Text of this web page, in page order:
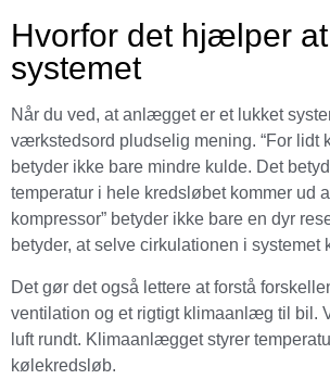
Hvorfor det hjælper
systemet
Når du ved, at anlægget er et lukket
værkstedsord pludselig mening. “For lidt
betyder ikke bare mindre kulde. Det
temperatur i hele kredsløbet kommer ud
kompressor” betyder ikke bare en dyr
betyder, at selve cirkulationen i systemet
Det gør det også lettere at forstå
ventilation og et rigtigt klimaanlæg til bil.
luft rundt. Klimaanlægget styrer
kølekredsløb.